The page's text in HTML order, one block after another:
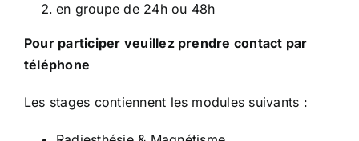
en groupe de 24h ou 48h
Pour participer veuillez prendre contact par
téléphone
Les stages contiennent les modules suivants :